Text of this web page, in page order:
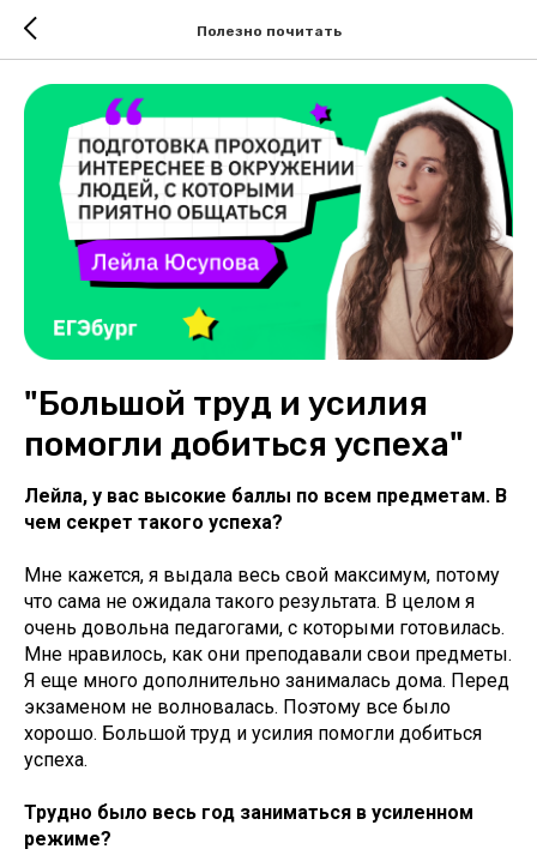
Полезно почитать
"Большой труд и усилия
помогли добиться успеха"
Лейла, у вас высокие баллы по всем предметам. В
чем секрет такого успеха?
Мне кажется, я выдала весь свой максимум, потому
что сама не ожидала такого результата. В целом я
очень довольна педагогами, с которыми готовилась.
Мне нравилось, как они преподавали свои предметы.
Я еще много дополнительно занималась дома. Перед
экзаменом не волновалась. Поэтому все было
хорошо. Большой труд и усилия помогли добиться
успеха.
Трудно было весь год заниматься в усиленном
режиме?